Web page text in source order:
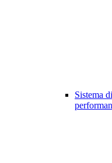
Sistema